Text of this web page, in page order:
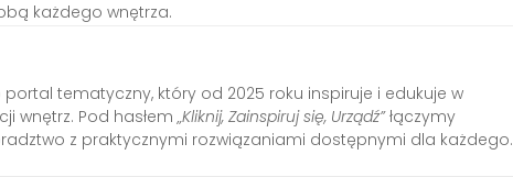
każdego wnętrza.
portal tematyczny, który od 2025 roku inspiruje i edukuje w
wnętrz. Pod hasłem„Kliknij, Zainspiruj się, Urządź”łączymy
z praktycznymi rozwiązaniami dostępnymi dla każdego.